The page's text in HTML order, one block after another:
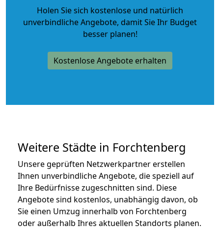
Holen Sie sich kostenlose und natürlich
unverbindliche Angebote, damit Sie Ihr Budget
besser planen!
Kostenlose Angebote erhalten
Weitere Städte in Forchtenberg
Unsere geprüften Netzwerkpartner erstellen
Ihnen unverbindliche Angebote, die speziell auf
Ihre Bedürfnisse zugeschnitten sind. Diese
Angebote sind kostenlos, unabhängig davon, ob
Sie einen Umzug innerhalb von Forchtenberg
oder außerhalb Ihres aktuellen Standorts planen.